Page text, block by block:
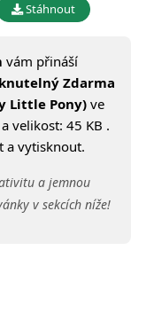
Stáhnout
vám přináší
Zdarma
Little Pony)ve
velikost: 45 KB .
a vytisknout.
a jemnou
v sekcích níže!